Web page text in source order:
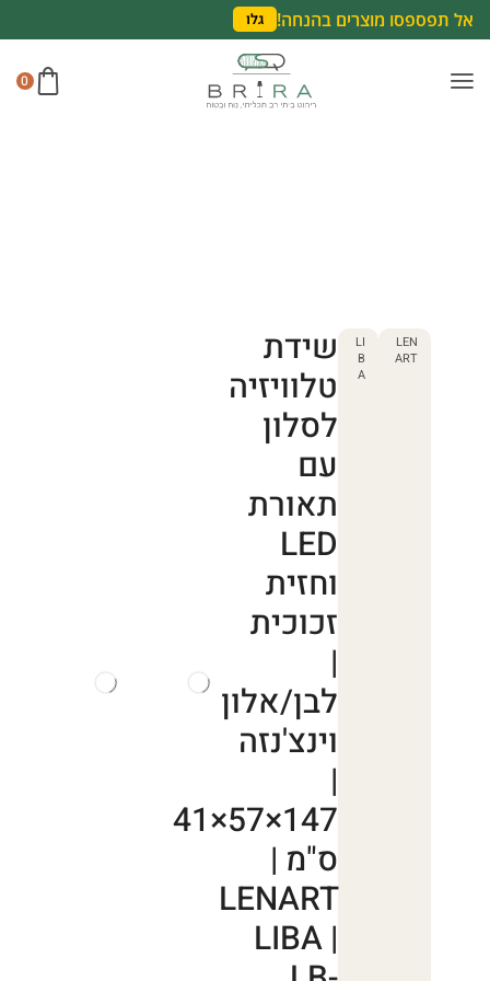
אל תפספסו מוצרים בהנחה! גלו
0
LEN
ART
LI
B
A
שידת
טלוויזיה
לסלון
עם
תאורת
LED
וחזית
זכוכית
|
לבן/אלון
וינצ'נזה
|
147×57×41
ס"מ |
LENART
LIBA |